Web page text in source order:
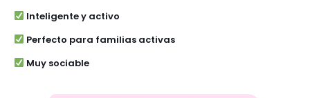
Inteligente y activo
Perfecto para familias activas
Muy sociable